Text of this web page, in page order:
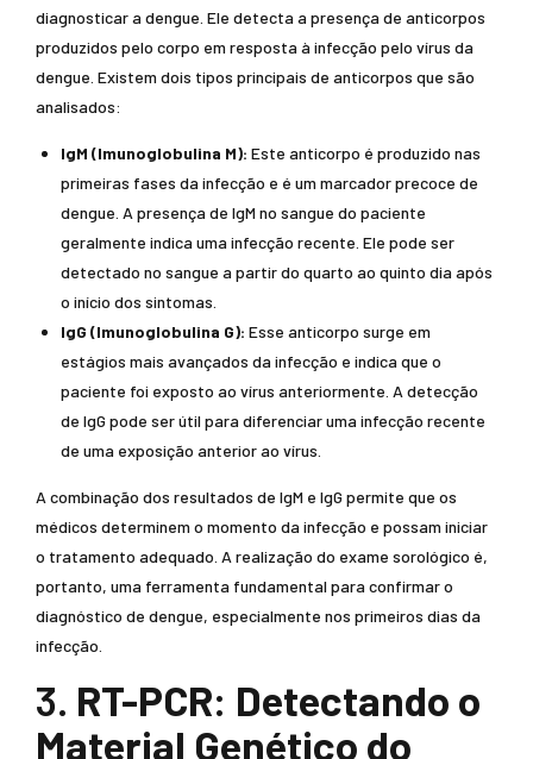
diagnosticar a dengue. Ele detecta a presença de anticorpos
produzidos pelo corpo em resposta à infecção pelo vírus da
dengue. Existem dois tipos principais de anticorpos que são
analisados:
IgM (Imunoglobulina M): Este anticorpo é produzido nas
primeiras fases da infecção e é um marcador precoce de
dengue. A presença de IgM no sangue do paciente
geralmente indica uma infecção recente. Ele pode ser
detectado no sangue a partir do quarto ao quinto dia após
o início dos sintomas.
IgG (Imunoglobulina G): Esse anticorpo surge em
estágios mais avançados da infecção e indica que o
paciente foi exposto ao vírus anteriormente. A detecção
de IgG pode ser útil para diferenciar uma infecção recente
de uma exposição anterior ao vírus.
A combinação dos resultados de IgM e IgG permite que os
médicos determinem o momento da infecção e possam iniciar
o tratamento adequado. A realização do exame sorológico é,
portanto, uma ferramenta fundamental para confirmar o
diagnóstico de dengue, especialmente nos primeiros dias da
infecção.
3. RT-PCR: Detectando o
Material Genético do